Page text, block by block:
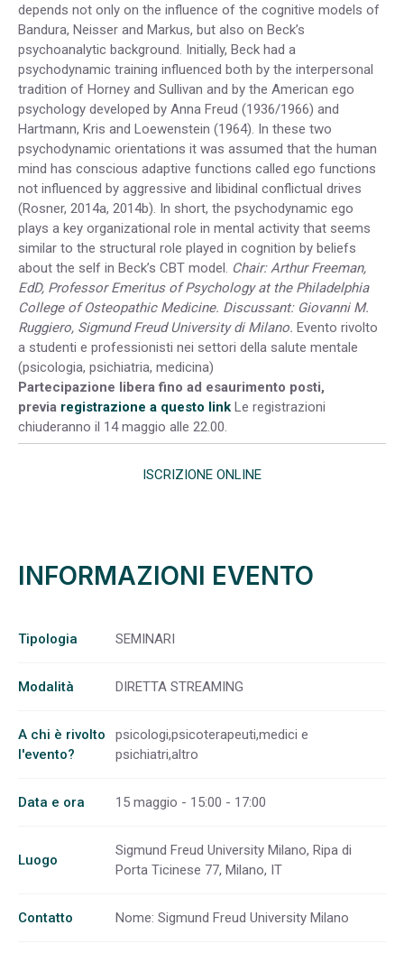
depends not only on the influence of the cognitive models of
Bandura, Neisser and Markus, but also on Beck’s
psychoanalytic background. Initially, Beck had a
psychodynamic training influenced both by the interpersonal
tradition of Horney and Sullivan and by the American ego
psychology developed by Anna Freud (1936/1966) and
Hartmann, Kris and Loewenstein (1964). In these two
psychodynamic orientations it was assumed that the human
mind has conscious adaptive functions called ego functions
not influenced by aggressive and libidinal conflictual drives
(Rosner, 2014a, 2014b). In short, the psychodynamic ego
plays a key organizational role in mental activity that seems
similar to the structural role played in cognition by beliefs
about the self in Beck’s CBT model. Chair: Arthur Freeman,
EdD, Professor Emeritus of Psychology at the Philadelphia
College of Osteopathic Medicine. Discussant: Giovanni M.
Ruggiero, Sigmund Freud University di Milano. Evento rivolto
a studenti e professionisti nei settori della salute mentale
(psicologia, psichiatria, medicina)
Partecipazione libera fino ad esaurimento posti,
previa registrazione a questo link Le registrazioni
chiuderanno il 14 maggio alle 22.00.
ISCRIZIONE ONLINE
INFORMAZIONI EVENTO
Tipologia SEMINARI
Modalità DIRETTA STREAMING
A chi è rivolto
l'evento?
psicologi,psicoterapeuti,medici e
psichiatri,altro
Data e ora 15 maggio - 15:00 - 17:00
Luogo
Sigmund Freud University Milano, Ripa di
Porta Ticinese 77, Milano, IT
Contatto Nome: Sigmund Freud University Milano